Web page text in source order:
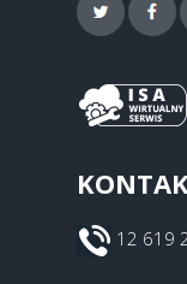
12 619